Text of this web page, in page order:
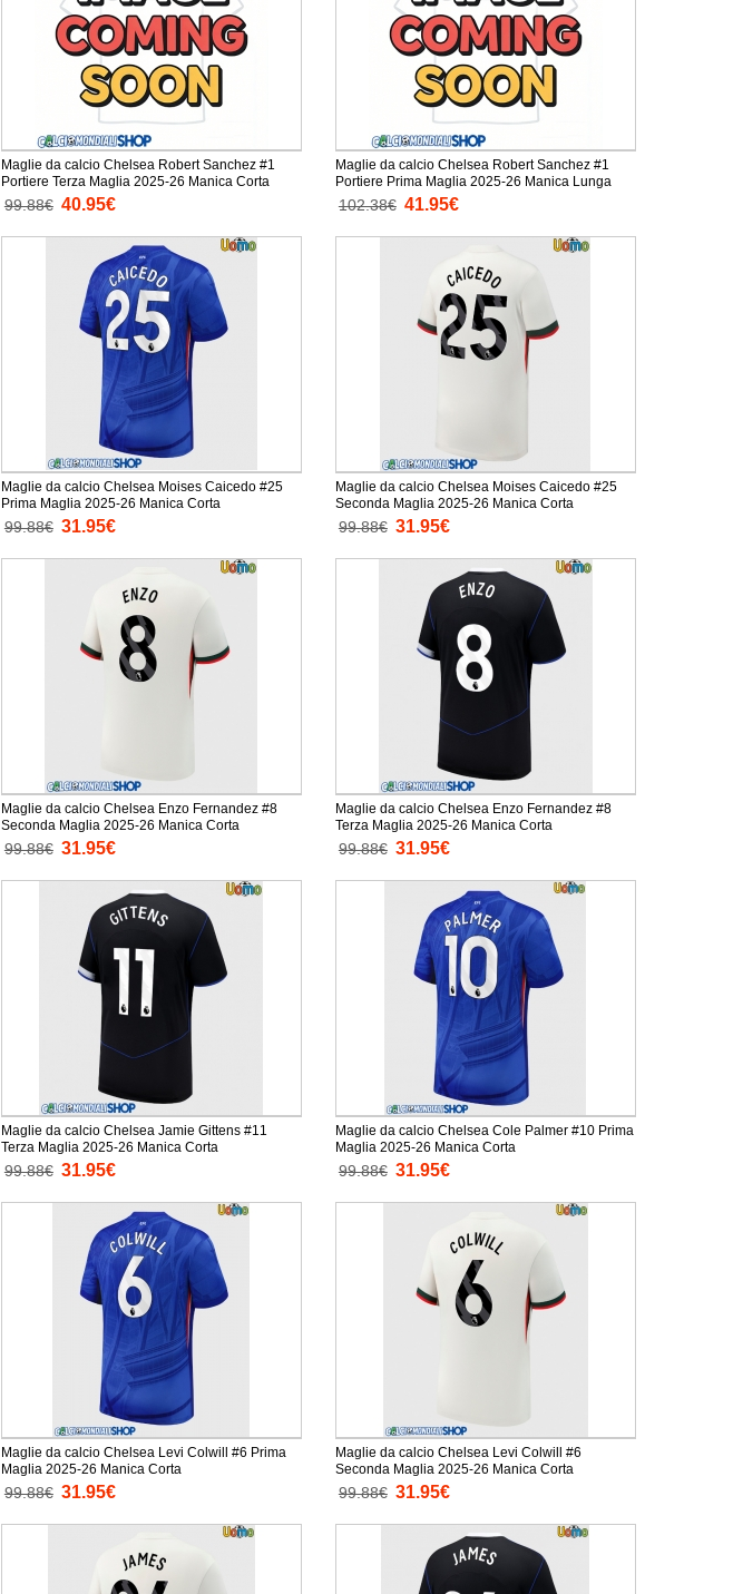
Maglie da calcio Chelsea Robert Sanchez #1
Portiere Terza Maglia 2025-26 Manica Corta
99.88€ 40.95€
Maglie da calcio Chelsea Robert Sanchez #1
Portiere Prima Maglia 2025-26 Manica Lunga
102.38€ 41.95€
Maglie da calcio Chelsea Moises Caicedo #25
Prima Maglia 2025-26 Manica Corta
99.88€ 31.95€
Maglie da calcio Chelsea Moises Caicedo #25
Seconda Maglia 2025-26 Manica Corta
99.88€ 31.95€
Maglie da calcio Chelsea Enzo Fernandez #8
Seconda Maglia 2025-26 Manica Corta
99.88€ 31.95€
Maglie da calcio Chelsea Enzo Fernandez #8
Terza Maglia 2025-26 Manica Corta
99.88€ 31.95€
Maglie da calcio Chelsea Jamie Gittens #11
Terza Maglia 2025-26 Manica Corta
99.88€ 31.95€
Maglie da calcio Chelsea Cole Palmer #10 Prima
Maglia 2025-26 Manica Corta
99.88€ 31.95€
Maglie da calcio Chelsea Levi Colwill #6 Prima
Maglia 2025-26 Manica Corta
99.88€ 31.95€
Maglie da calcio Chelsea Levi Colwill #6
Seconda Maglia 2025-26 Manica Corta
99.88€ 31.95€